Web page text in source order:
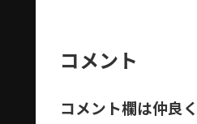
コメント
コメント欄は仲良